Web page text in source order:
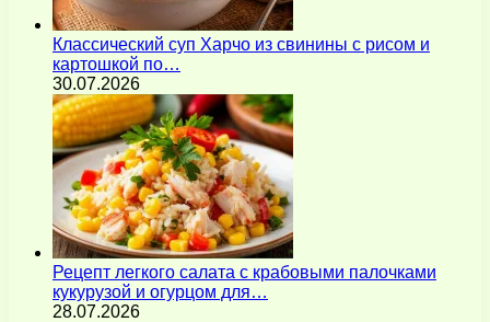
Классический суп Харчо из свинины с рисом и
картошкой по…
30.07.2026
Рецепт легкого салата с крабовыми палочками
кукурузой и огурцом для…
28.07.2026